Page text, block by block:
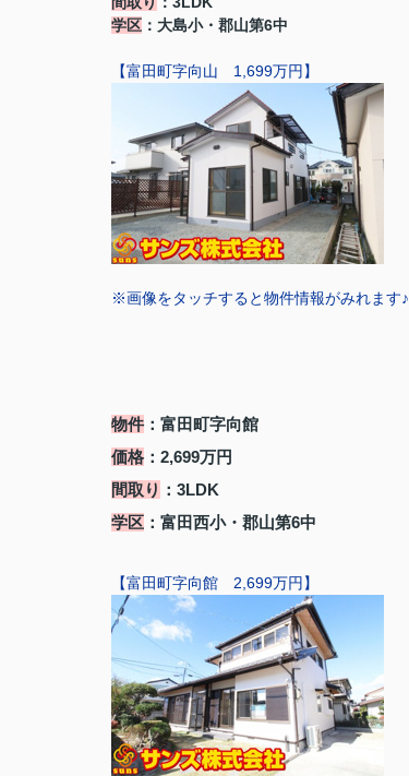
学区 ：大島小・郡山第6中
【富田町字向山 1,699万円】
※画像をタッチすると物件情報がみれます♪
物件：富田町字向館
価格：2,699万円
間取り ：3LDK
学区 ：富田西小・郡山第6中
【富田町字向館 2,699万円】